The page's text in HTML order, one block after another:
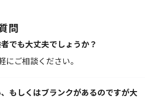
問
でも大丈夫でしょうか？
にご相談ください。
もしくはブランクがあるのですが大